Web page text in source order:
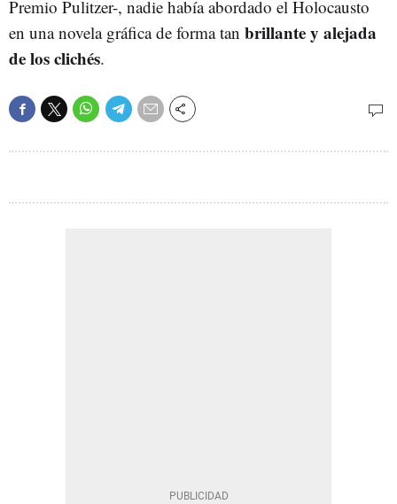
Premio Pulitzer-, nadie había abordado el Holocausto
en una novela gráfica de forma tan brillante y alejada
de los clichés.